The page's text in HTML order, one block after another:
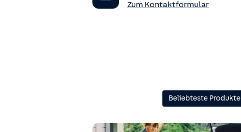
Zum Kontaktformular
Beliebteste Produkte